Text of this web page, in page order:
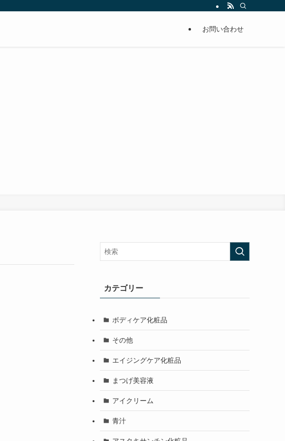
お問い合わせ
カテゴリー
ボディケア化粧品
その他
エイジングケア化粧品
まつげ美容液
アイクリーム
青汁